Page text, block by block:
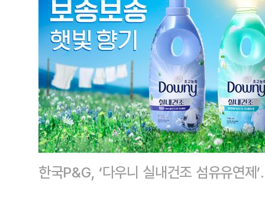
한국P&G, ‘다우니 실내건조 섬유유연